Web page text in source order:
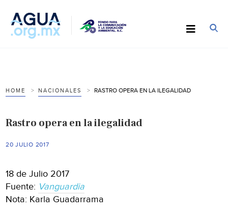
HOME NACIONALES RASTRO OPERA EN LA ILEGALIDAD
Rastro opera en la ilegalidad
20 JULIO 2017
18 de Julio 2017
Fuente: Vanguardia
Nota: Karla Guadarrama